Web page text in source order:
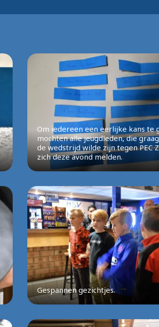
Om iedereen een eerlijke kans te
mochten alle jeugdleden, die
de wedstrijd wilde zijn tegen PEC
zich deze avond melden.
Gespannen gezichtjes.